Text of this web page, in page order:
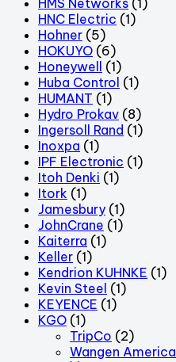
HNC Electric (1)
Hohner (5)
HOKUYO (6)
Honeywell (1)
Huba Control (1)
HUMANT (1)
Hydro Prokav (8)
Ingersoll Rand (1)
Inoxpa (1)
IPF Electronic (1)
Itoh Denki (1)
Itork (1)
Jamesbury (1)
JohnCrane (1)
Kaiterra (1)
Keller (1)
Kendrion KUHNKE (1)
Kevin Steel (1)
KEYENCE (1)
KGO (1)
TripCo (2)
Wangen America